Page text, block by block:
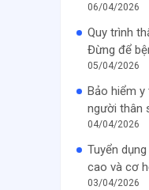
06/04/2026
Quy trình
Đừng để
05/04/2026
Bảo hiểm y
người thân
04/04/2026
Tuyển
cao và cơ
03/04/2026